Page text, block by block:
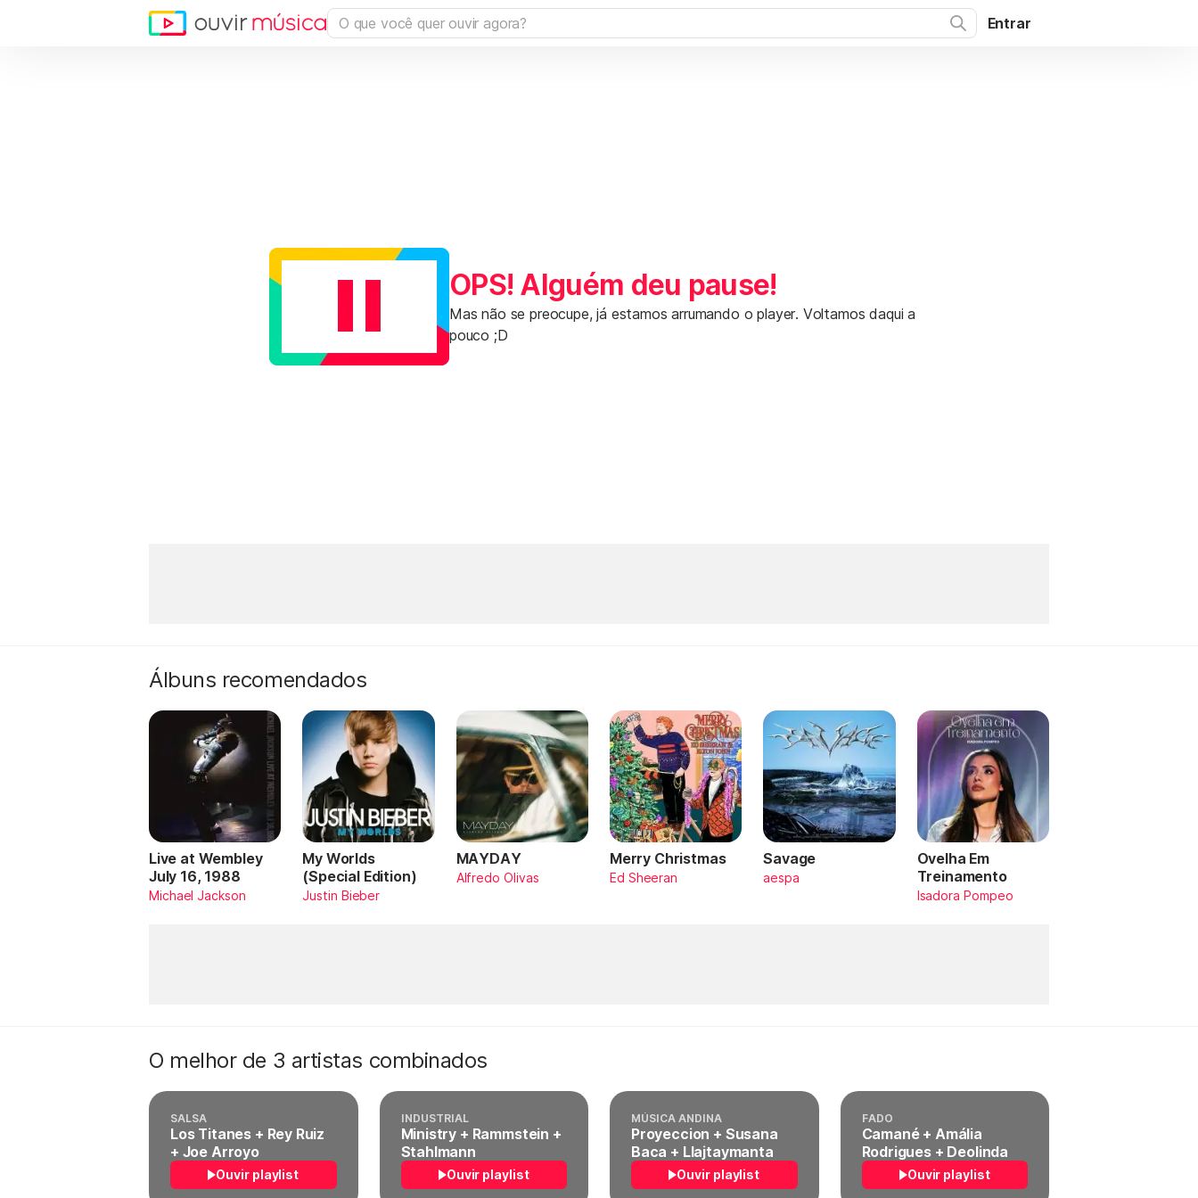
Entrar
OPS! Alguém deu pause!
Mas não se preocupe, já estamos arrumando o player. Voltamos daqui a
pouco ;D
Álbuns recomendados
Live at Wembley
July 16, 1988
Michael Jackson
My Worlds
(Special Edition)
Justin Bieber
MAYDAY
Alfredo Olivas
Merry Christmas
Ed Sheeran
Savage
aespa
Ovelha Em
Treinamento
Isadora Pompeo
O melhor de 3 artistas combinados
SALSA
Los Titanes + Rey Ruiz
+ Joe Arroyo
Ouvir playlist
INDUSTRIAL
Ministry + Rammstein +
Stahlmann
Ouvir playlist
MÚSICA ANDINA
Proyeccion + Susana
Baca + Llajtaymanta
Ouvir playlist
FADO
Camané + Amália
Rodrigues + Deolinda
Ouvir playlist